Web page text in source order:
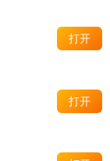
打开
打开